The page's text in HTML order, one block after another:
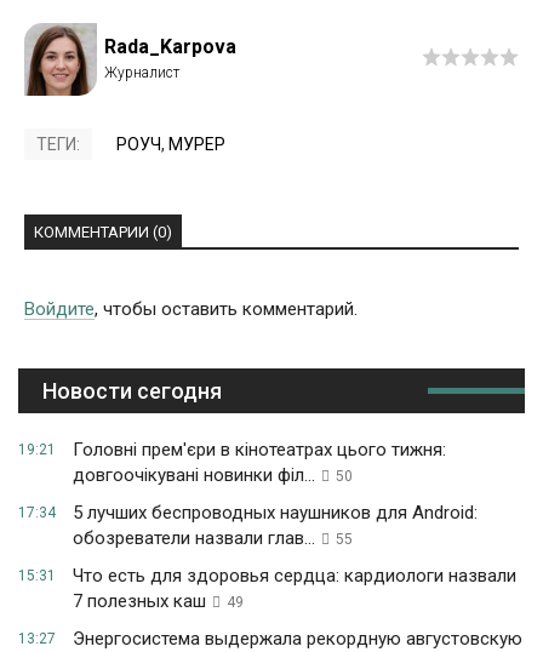
Rada_Karpova
ТЕГИ: РОУЧ, МУРЕР
КОММЕНТАРИИ (0)
Войдите, чтобы оставить комментарий.
Новости сегодня
19:21
Головні прем'єри в кінотеатрах цього тижня:
довгоочікувані новинки філ...
50
17:34
5 лучших беспроводных наушников для Android:
обозреватели назвали глав...
55
15:31
Что есть для здоровья сердца: кардиологи назвали
7 полезных каш
49
13:27
Энергосистема выдержала рекордную августовскую